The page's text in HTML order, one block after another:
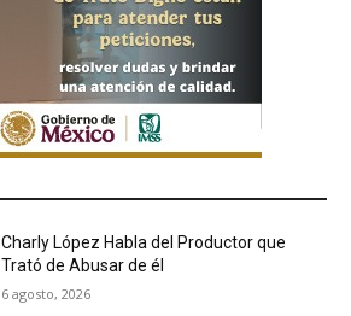
Charly López Habla del Productor que
Trató de Abusar de él
6 agosto, 2026